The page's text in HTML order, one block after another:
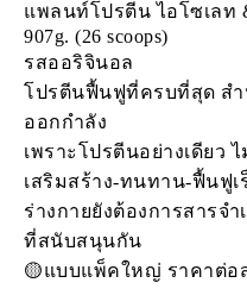
แพลนท์โปรตีน ไอโซเลท
907g. (26 scoops)
รสออริจินอล
โปรตีนฟื้นฟูที่ครบที่สุด ส
ออกกำลัง
เพราะโปรตีนอย่างเดียว
เสริมสร้าง-ทนทาน-ฟื้นฟูเ
ร่างกายยังต้องการสารจ
ที่สนับสนุนกัน
🟡แบบแพ็คใหญ่ ราคาต่อ